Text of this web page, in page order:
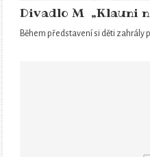
Divadlo M „Klauni
Během představení si děti zahrály